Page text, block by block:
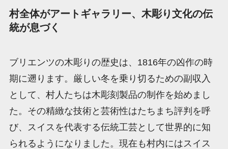
村全体がアートギャラリー、木彫り文化の伝
統が息づく
ブリエンツの木彫りの歴史は、1816年の凶作の時
期に遡ります。厳しい冬を乗り切るための副収入
として、村人たちは木彫刻製品の制作を始めまし
た。その精緻な技術と芸術性はたちまち評判を呼
び、スイスを代表する伝統工芸として世界的に知
られるようになりました。現在も村内にはスイス